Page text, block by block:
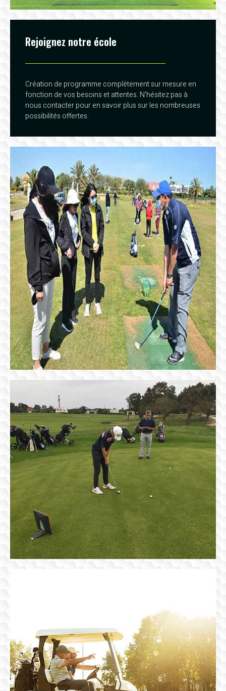
Rejoignez notre école
Création de programme complètement sur mesure en
fonction de vos besoins et attentes. N'hésitez pas à
nous contacter pour en savoir plus sur les nombreuses
possibilités offertes.